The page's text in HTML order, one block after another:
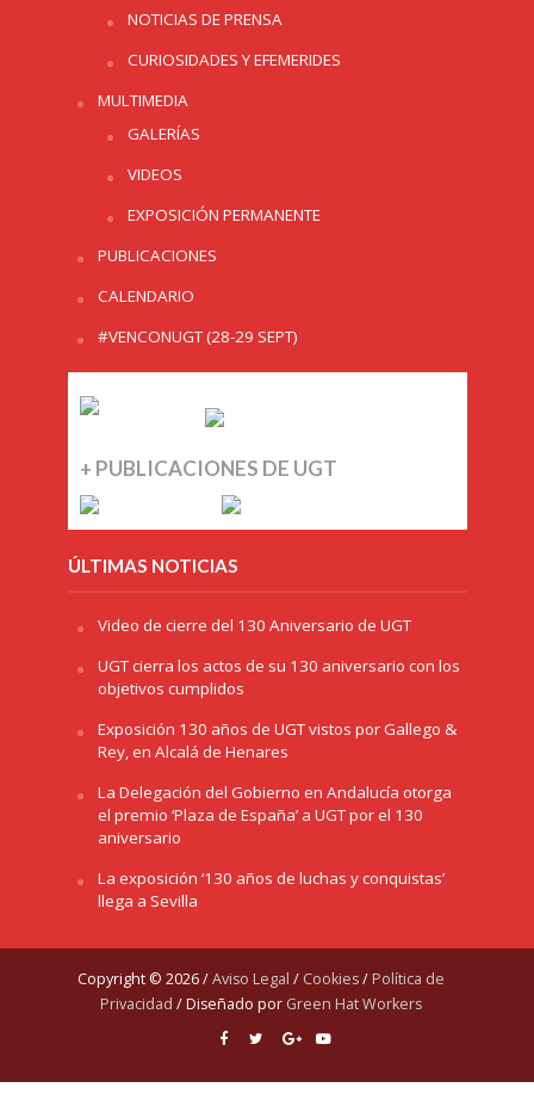
NOTICIAS DE PRENSA
CURIOSIDADES Y EFEMERIDES
MULTIMEDIA
GALERÍAS
VIDEOS
EXPOSICIÓN PERMANENTE
PUBLICACIONES
CALENDARIO
#VENCONUGT (28-29 SEPT)
+ PUBLICACIONES DE UGT
ÚLTIMAS NOTICIAS
Video de cierre del 130 Aniversario de UGT
UGT cierra los actos de su 130 aniversario con los
objetivos cumplidos
Exposición 130 años de UGT vistos por Gallego &
Rey, en Alcalá de Henares
La Delegación del Gobierno en Andalucía otorga
el premio ‘Plaza de España’ a UGT por el 130
aniversario
La exposición ‘130 años de luchas y conquistas’
llega a Sevilla
Copyright © 2026 /Aviso Legal / Cookies/ Política de
Privacidad / Diseñado por Green Hat Workers